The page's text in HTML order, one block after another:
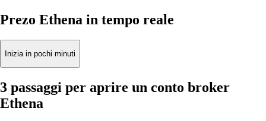
Prezo Ethena in tempo reale
Inizia in pochi minuti
3 passaggi per aprire un conto broker
Ethena